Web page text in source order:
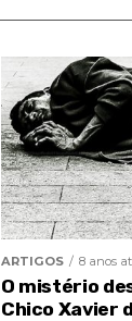
ARTIGOS 8 anos
O mistério
Chico Xavier